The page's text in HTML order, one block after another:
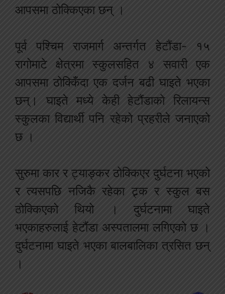
आपसमा ठोक्किएका छन् ।
पूर्व पश्चिम राजमार्ग अन्तर्गत हेटौंडा- १५
रागोमाटे क्षेत्रमा स्कुलसहित ४ सवारी एक
आपसमा ठोक्किँदा एक दर्जन बढी घाइते भएका
छन्। घाइते मध्ये केही हेटौंडाको रिलायन्स
स्कुलका विद्यार्थी पनि रहेको प्रहरीले जनाएको
छ ।
सुरुमा कार र ट्याङ्कर ठोक्किएर दुर्घटना भएको
र त्यसपछि नजिकै रहेका ट्र्क र स्कुल बस
ठोक्किएको थियो । दुर्घटनामा घाइते
भएकाहरुलाई हेटौंडा अस्पतालमा लगिएको छ ।
दुर्घटनामा घाइते भएका बालबालिका त्रसित छन्
।